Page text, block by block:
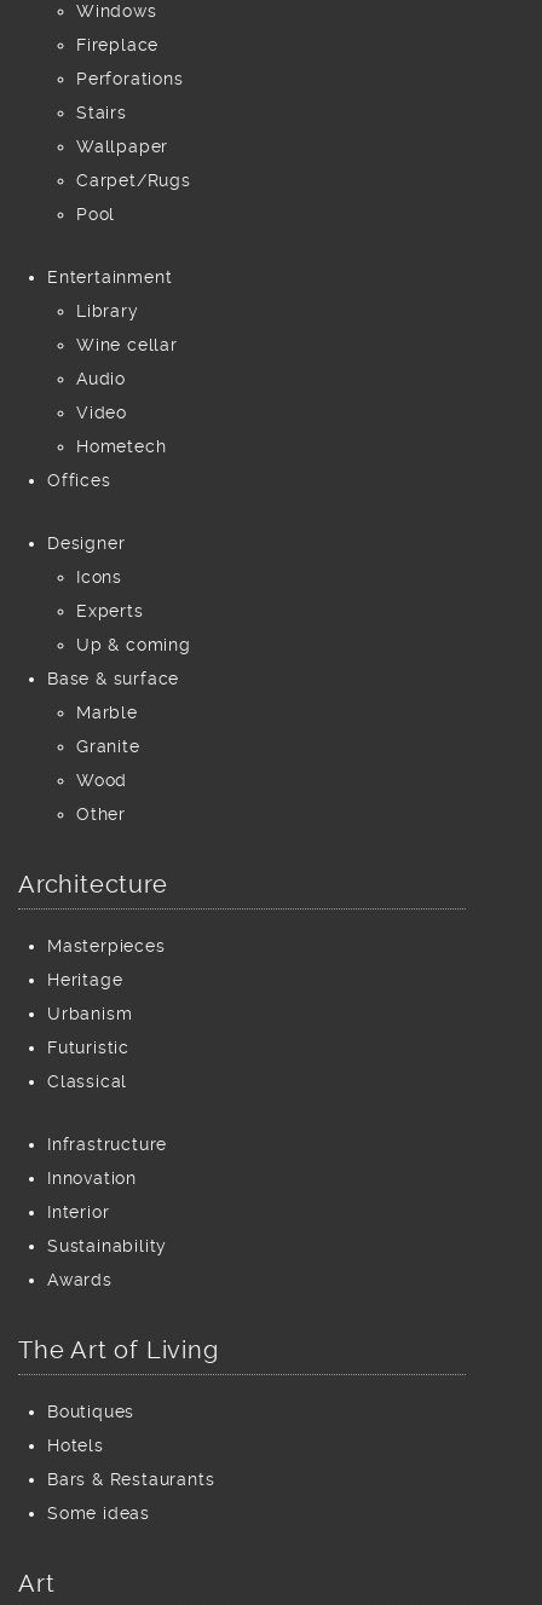
Windows
Fireplace
Perforations
Stairs
Wallpaper
Carpet/Rugs
Pool
Entertainment
Library
Wine cellar
Audio
Video
Hometech
Offices
Designer
Icons
Experts
Up & coming
Base & surface
Marble
Granite
Wood
Other
Architecture
Masterpieces
Heritage
Urbanism
Futuristic
Classical
Infrastructure
Innovation
Interior
Sustainability
Awards
The Art of Living
Boutiques
Hotels
Bars & Restaurants
Some ideas
Art